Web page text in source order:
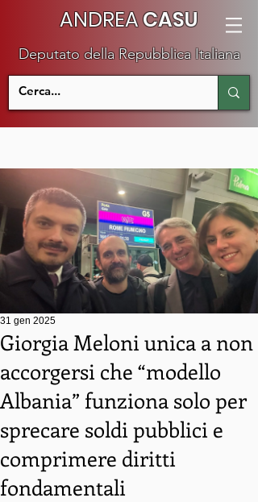
ANDREACASU
Deputato della Repubblica Italiana
Giorgia Meloni unica a non
accorgersi che “modello
Albania” funziona solo per
sprecare soldi pubblici e
comprimere diritti
fondamentali
31 gen 2025